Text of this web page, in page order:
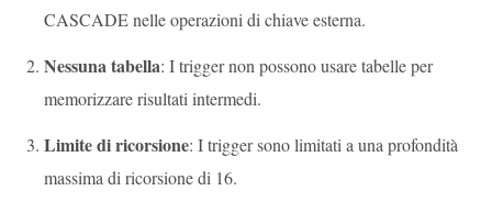
CASCADE nelle operazioni di chiave esterna.
Nessuna tabella: I trigger non possono usare tabelle per
memorizzare risultati intermedi.
Limite di ricorsione: I trigger sono limitati a una profondità
massima di ricorsione di 16.